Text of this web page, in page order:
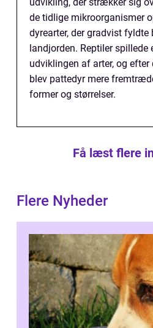
udvikling, der strækker sig
de tidlige mikroorganismer
dyrearter, der gradvist fyldte
landjorden. Reptiler spillede
udviklingen af arter, og efter
blev pattedyr mere
former og størrelser.
Få læst flere
Flere Nyheder